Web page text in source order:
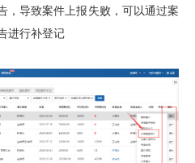
，导致案件上报失败，可以通过案
进行补登记